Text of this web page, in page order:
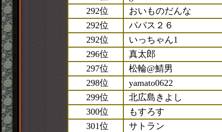
292位
おいものだんな
292位
パパス２６
292位
いっちゃん1
296位
真太郎
297位
松輪@鯖男
298位
yamato0622
299位
北広島きよし
300位
もすろす
301位
サトラン